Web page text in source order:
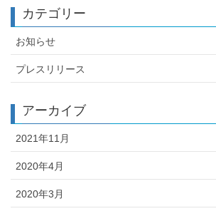
カテゴリー
お知らせ
プレスリリース
アーカイブ
2021年11月
2020年4月
2020年3月